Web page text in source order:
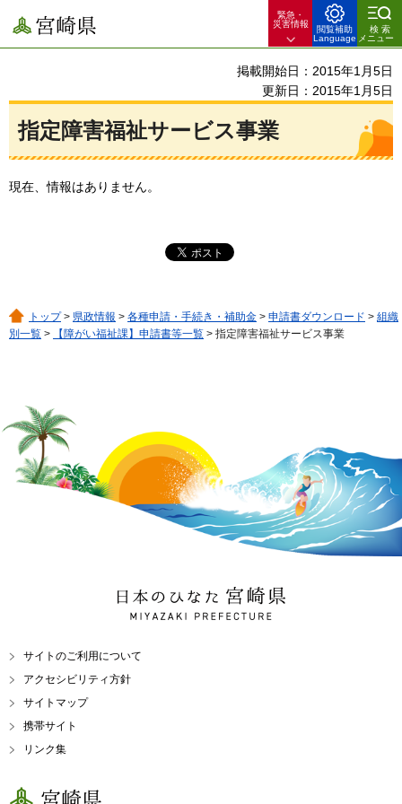
宮崎県
緊急・
災害情報
閲覧補助
Language
検索
メニュー
掲載開始日：2015年1月5日
更新日：2015年1月5日
指定障害福祉サービス事業
現在、情報はありません。
トップ> 県政情報 > 各種申請・手続き・補助金 > 申請書ダウンロード > 組織
別一覧 > 【障がい福祉課】申請書等一覧 > 指定障害福祉サービス事業
日本のひなた 宮崎県
MIYAZAKI PREFECTURE
サイトのご利用について
アクセシビリティ方針
サイトマップ
携帯サイト
リンク集
宮崎県